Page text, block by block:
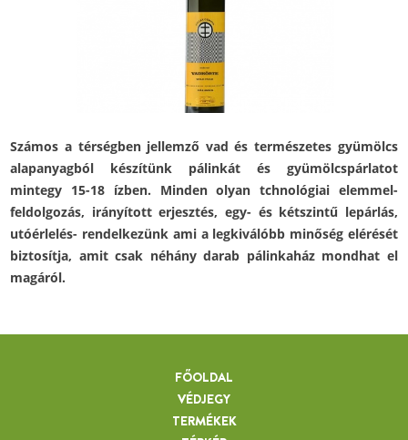
Számos a térségben jellemző vad és természetes gyümölcs
alapanyagból készítünk pálinkát és gyümölcspárlatot
mintegy 15-18 ízben. Minden olyan tchnológiai elemmel-
feldolgozás, irányított erjesztés, egy- és kétszintű lepárlás,
utóérlelés- rendelkezünk ami a legkiválóbb minőség elérését
biztosítja, amit csak néhány darab pálinkaház mondhat el
magáról.
FŐOLDAL
VÉDJEGY
TERMÉKEK